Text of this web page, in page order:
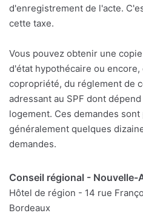
d'enregistrement de l'acte.
cette taxe.
Vous pouvez obtenir une
d'état hypothécaire ou encore,
copropriété, du réglement de
adressant au SPF dont
logement. Ces demandes
généralement quelques
demandes.
Conseil régional - Nouvelle-
Hôtel de région - 14 rue
Bordeaux